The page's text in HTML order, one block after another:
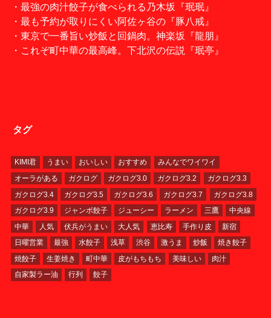
・最強の肉汁餃子が食べられる乃木坂『珉珉』
・最も予約が取りにくい阿佐ヶ谷の『豚八戒』
・東京で一番旨い炒飯と回鍋肉。神楽坂『龍朋』
・これぞ町中華の最高峰。下北沢の伝説『珉亭』
タグ
KIMI君 うまい おいしい おすすめ
みんなでワイワイ
オーラがある
ガクログ ガクログ3.0 ガクログ3.2
ガクログ3.3
ガクログ3.4
ガクログ3.5 ガクログ3.6 ガクログ3.7
ガクログ3.8
ガクログ3.9
ジャンボ餃子 ジューシー ラーメン 三鷹
中央線
中華
人気 伏兵がうまい 大人気 恵比寿 手作り皮
新宿
日曜営業
最強 水餃子 浅草 渋谷 激うま 炒飯
焼き餃子
焼餃子
生姜焼き 町中華 皮がもちもち 美味しい
肉汁
自家製ラー油
行列 餃子